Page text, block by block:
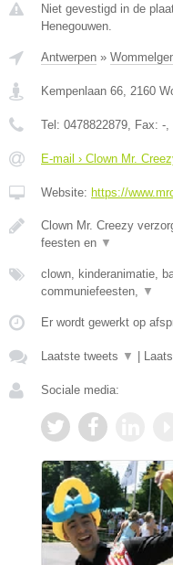
Niet gevestigd in de
Henegouwen.
Antwerpen »
Kempenlaan 66, 2160
Tel: 0478822879, Fax: -,
E-mail › Clown Mr.
Website: https://
Clown Mr. Creezy
feesten en ▼
clown, kinderanimatie,
communiefeesten, ▼
Er wordt gewerkt op
Laatste tweets ▼
Sociale media: